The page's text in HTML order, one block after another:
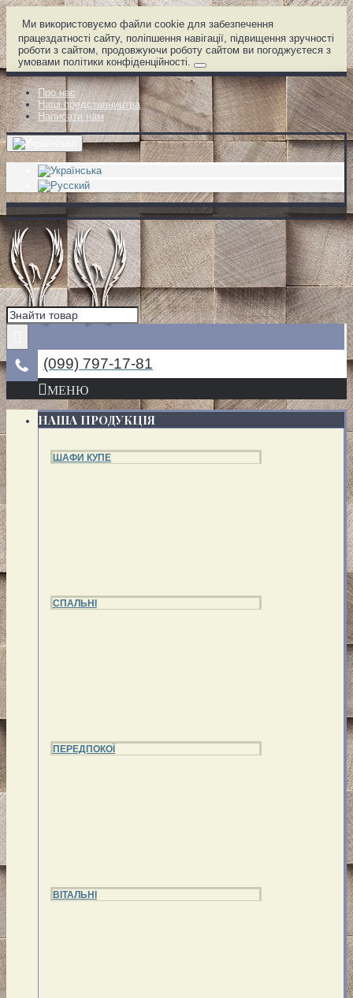
Ми використовуємо файли cookie для забезпечення
працездатності сайту, поліпшення навігації, підвищення зручності
роботи з сайтом, продовжуючи роботу сайтом ви погоджуєтеся з
умовами політики конфіденційності.
Про нас
Наші представництва
Написати нам
(099) 797-17-81
МЕНЮ
НАША ПРОДУКЦІЯ
ШАФИ КУПЕ
СПАЛЬНІ
ПЕРЕДПОКОЇ
ВІТАЛЬНІ